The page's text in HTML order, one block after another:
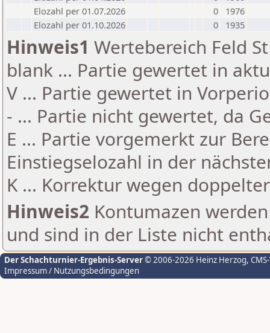
Elozahl per 01.07.2026
0
1976
Elozahl per 01.10.2026
0 1935
Hinweis1 Wertebereich Feld
blank ... Partie gewertet in
V ... Partie gewertet in
- ... Partie nicht gewertet, da
E ... Partie vorgemerkt zur
Einstiegselozahl in der
K ... Korrektur wegen
Hinweis2 Kontumazen
und sind in der Liste nicht
Der Schachturnier-Ergebnis-Server© 2006-2026 Heinz Herzog,
Impressum / Nutzungsbedingungen